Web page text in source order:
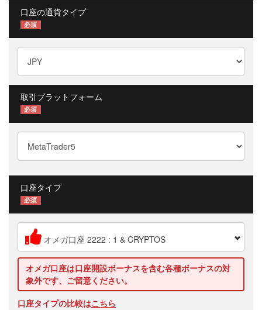
口座の通貨タイプ
必須
取引プラットフォーム
必須
口座タイプ
必須
オメガ口座 2222 : 1 & CRYPTOS
オメガ口座は口座開設ボーナスを含む各種ボーナスの対
象外です、ご留意ください。
口座タイプの比較はこちら